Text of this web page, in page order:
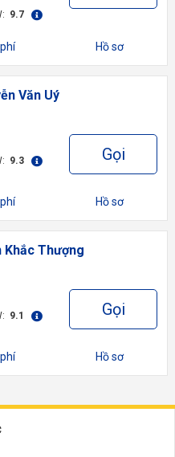
9.7
Hồ sơ
Văn Uý
9.3 Gọi
Hồ sơ
Khắc Thượng
9.1 Gọi
Hồ sơ